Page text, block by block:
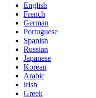
English
French
German
Portuguese
Spanish
Russian
Japanese
Korean
Arabic
Irish
Greek